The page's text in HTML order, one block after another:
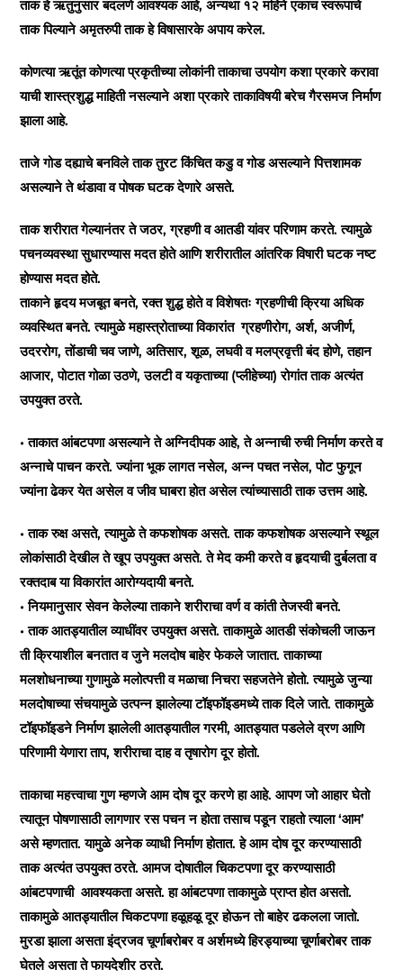
ताक हे ऋतुनुसार बदलणे आवश्यक आहे, अन्यथा १२ महिने एकाच स्वरूपाचे
ताक पिल्याने अमृतरुपी ताक हे विषासारके अपाय करेल.
कोणत्या ऋतूंत कोणत्या प्रकृतीच्या लोकांनी ताकाचा उपयोग कशा प्रकारे करावा
याची शास्त्रशुद्ध माहिती नसल्याने अशा प्रकारे ताकाविषयी बरेच गैरसमज निर्माण
झाला आहे.
ताजे गोड दह्याचे बनविले ताक तुरट किंचित कडु व गोड असल्याने पित्तशामक
असल्याने ते थंडावा व पोषक घटक देणारे असते.
ताक शरीरात गेल्यानंतर ते जठर, ग्रहणी व आतडी यांवर परिणाम करते. त्यामुळे
पचनव्यवस्था सुधारण्यास मदत होते आणि शरीरातील आंतरिक विषारी घटक नष्ट
होण्यास मदत होते.
ताकाने हृदय मजबूत बनते, रक्‍त शुद्ध होते व विशेषतः ग्रहणीची क्रिया अधिक
व्यवस्थित बनते. त्यामुळे महास्त्रोताच्या विकारांत ग्रहणीरोग, अर्श, अजीर्ण,
उदररोग, तोंडाची चव जाणे, अतिसार, शूळ, लघवी व मलप्रवृत्ती बंद होणे, तहान
आजार, पोटात गोळा उठणे, उलटी व यकृताच्या (प्लीहेच्या) रोगांत ताक अत्यंत
उपयुक्त ठरते.
• ताकात आंबटपणा असल्याने ते अग्निदीपक आहे, ते अन्नाची रुची निर्माण करते व
अन्नाचे पाचन करते. ज्यांना भूक लागत नसेल, अन्न पचत नसेल, पोट फुगून
ज्यांना ढेकर येत असेल व जीव घाबरा होत असेल त्यांच्यासाठी ताक उत्तम आहे.
• ताक रुक्ष असते, त्यामुळे ते कफशोषक असते. ताक कफशोषक असल्याने स्थूल
लोकांसाठी देखील ते खूप उपयुक्‍त असते. ते मेद कमी करते व हृदयाची दुर्बलता व
रक्‍तदाब या विकारांत आरोग्यदायी बनते.
• नियमानुसार सेवन केलेल्या ताकाने शरीराचा वर्ण व कांती तेजस्वी बनते.
• ताक आतड्यातील व्याधींवर उपयुक्त असते. ताकामुळे आतडी संकोचली जाऊन
ती क्रियाशील बनतात व जुने मलदोष बाहेर फेकले जातात. ताकाच्या
मलशोधनाच्या गुणामुळे मलोत्पत्ती व मळाचा निचरा सहजतेने होतो. त्यामुळे जुन्या
मलदोषाच्या संचयामुळे उत्पन्न झालेल्या टॉइफॉइडमध्ये ताक दिले जाते. ताकामुळे
टॉइफॉइडने निर्माण झालेली आतड्यातील गरमी, आतड्यात पडलेले व्रण आणि
परिणामी येणारा ताप, शरीराचा दाह व तृषारोग दूर होतो.
ताकाचा महत्त्वाचा गुण म्हणजे आम दोष दूर करणे हा आहे. आपण जो आहार घेतो
त्यातून पोषणासाठी लागणार रस पचन न होता तसाच पडून राहतो त्याला ‘आम’
असे म्हणतात. यामुळे अनेक व्याधी निर्माण होतात. हे आम दोष दूर करण्यासाठी
ताक अत्यंत उपयुक्त ठरते. आमज दोषातील चिकटपणा दूर करण्यासाठी
आंबटपणाची आवश्यकता असते. हा आंबटपणा ताकामुळे प्राप्त होत असतो.
ताकामुळे आतड्यातील चिकटपणा हळूहळू दूर होऊन तो बाहेर ढकलला जातो.
मुरडा झाला असता इंद्रजव चूर्णाबरोबर व अर्शमध्ये हिरड्याच्या चूर्णाबरोबर ताक
घेतले असता ते फायदेशीर ठरते.